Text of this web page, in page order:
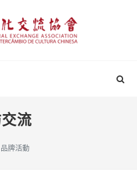
流
品牌活動